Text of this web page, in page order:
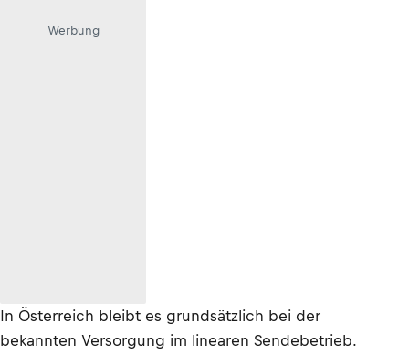
Werbung
In Österreich bleibt es grundsätzlich bei der
bekannten Versorgung im linearen Sendebetrieb.